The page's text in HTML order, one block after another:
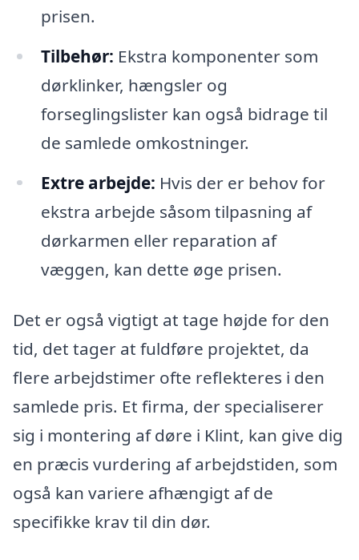
prisen.
Tilbehør: Ekstra komponenter som
dørklinker, hængsler og
forseglingslister kan også bidrage til
de samlede omkostninger.
Extre arbejde: Hvis der er behov for
ekstra arbejde såsom tilpasning af
dørkarmen eller reparation af
væggen, kan dette øge prisen.
Det er også vigtigt at tage højde for den
tid, det tager at fuldføre projektet, da
flere arbejdstimer ofte reflekteres i den
samlede pris. Et firma, der specialiserer
sig i montering af døre i Klint, kan give dig
en præcis vurdering af arbejdstiden, som
også kan variere afhængigt af de
specifikke krav til din dør.